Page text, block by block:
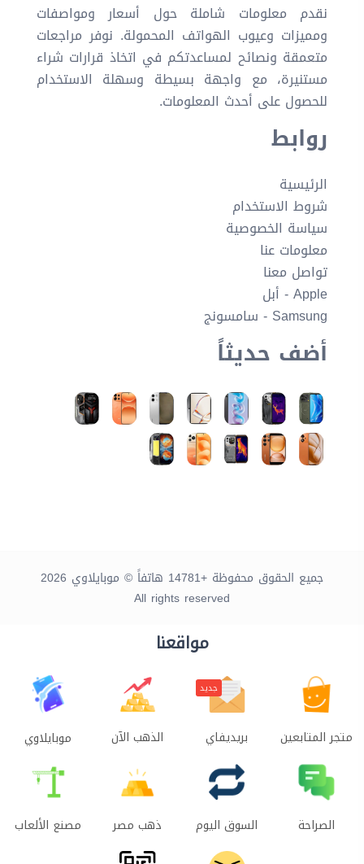
نقدم معلومات شاملة حول أسعار ومواصفات
ومميزات وعيوب الهواتف المحمولة. نوفر مراجعات
متعمقة ونصائح لمساعدتكم في اتخاذ قرارات شراء
مستنيرة، مع واجهة بسيطة وسهلة الاستخدام
للحصول على أحدث المعلومات.
روابط
الرئيسية
شروط الاستخدام
سياسة الخصوصية
معلومات عنا
تواصل معنا
Apple - أبل
Samsung - سامسونج
أضف حديثاً
جميع الحقوق محفوظة +14781 هاتفاً © موبايلاوي 2026
All rights reserved